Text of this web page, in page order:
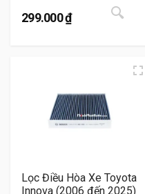
299.000₫
Lọc Điều Hòa Xe Toyota
Innova (2006 đến 2025)